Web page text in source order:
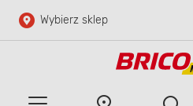
Przejdź do głównej zawartości
Wybierz sklep